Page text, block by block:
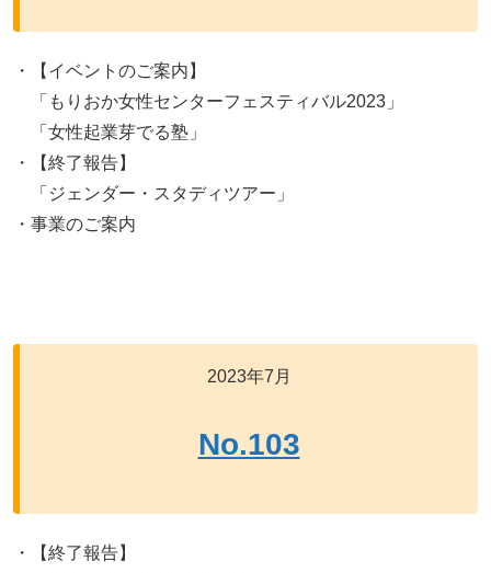
・【イベントのご案内】
「もりおか女性センターフェスティバル2023」
「女性起業芽でる塾」
・【終了報告】
「ジェンダー・スタディツアー」
・事業のご案内
2023年7月
No.103
・【終了報告】